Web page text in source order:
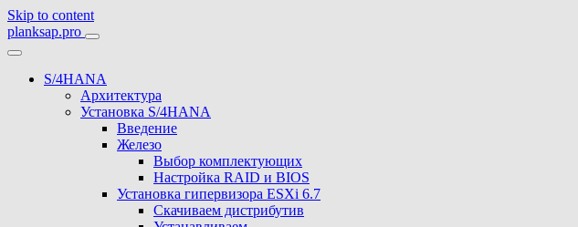
Skip to content
planksap.pro
S/4HANA
Архитектура
Установка S/4HANA
Введение
Железо
Выбор комплектующих
Настройка RAID и BIOS
Установка гипервизора ESXi 6.7
Скачиваем дистрибутив